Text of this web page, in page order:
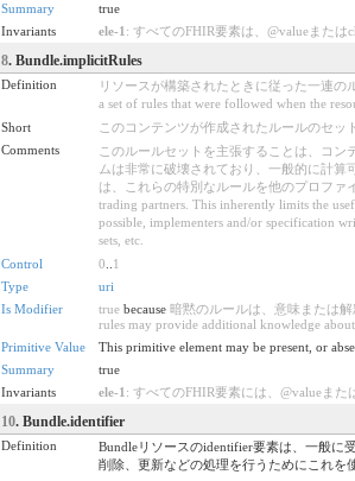
Summary
true
Invariants
ele-1 : すべてのFHIR要素は、@valueまた
8. Bundle.implicitRules
Definition
リソースが構築されたときに従った一連
a set of rules that were followed when the
Short
このコンテンツが作成されたルールのセッ
Comments
このルールセットを主張することは、コ
ムは非常に破壊されており、一般的に計
は、これらの特別なルールを他のプロファ
trading partners. This inherently limits the
possible, implementers and/or specification
sets, etc.
Control
0
1
Type
uri
Is Modifier
truebecause 暗黙のルールは、意味または
rules may provide additional knowledge
Primitive Value
This primitive element may be present, or
Summary
true
Invariants
ele-1 : すべてのFHIR要素には、@valueまた
10. Bundle.identifier
Definition
Bundleリソースのidentifier要素は、一般に
削除、更新などの処理を行うためにこれを